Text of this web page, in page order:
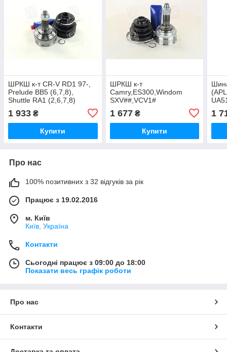
ШРКШ к-т CR-V RD1 97-,
Prelude BB5 (6,7,8),
Shuttle RA1 (2,6,7,8)
(B14/32 * 64 * 28 * 91.1 *
98) (пр HO-033A50
1 933 ₴
Купити
ШРКШ к-т
Camry,ES300,Windom
SXV##,VCV1#
(14/27*56*30*80*89) (вир-
во H.D.K.) TO-013A48
UA51
1 677₴
Купити
1
Про нас
100% позитивних з 32 відгуків за рік
Працює з 19.02.2016
м. Київ
Київ, Україна
Контакти
Сьогодні працює з 09:00 до 18:00
Показати весь графік роботи
Про нас
Контакти